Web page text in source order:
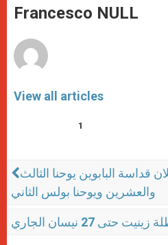
p
p
g
e
o
k
r
Francesco NULL
View all articles
1
قداسة البابوين يوحنا الثالث
والعشرين ويوحنا بولس الثاني
حتى 27 نيسان الجاري